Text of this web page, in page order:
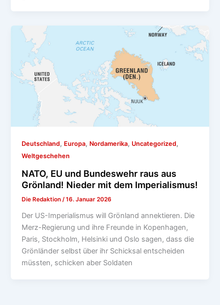
Deutschland, Europa, Nordamerika, Uncategorized,
Weltgeschehen
NATO, EU und Bundeswehr raus aus
Grönland! Nieder mit dem Imperialismus!
Die Redaktion/16. Januar 2026
Der US-Imperialismus will Grönland annektieren. Die
Merz-Regierung und ihre Freunde in Kopenhagen,
Paris, Stockholm, Helsinki und Oslo sagen, dass die
Grönländer selbst über ihr Schicksal entscheiden
müssten, schicken aber Soldaten